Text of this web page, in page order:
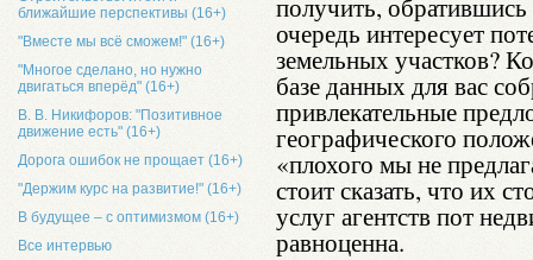
ближайшие перспективы (16+)
"Вместе мы всё сможем!" (16+)
"Многое сделано, но нужно
двигаться вперёд" (16+)
В. В. Никифоров: "Позитивное
движение есть" (16+)
Дорога ошибок не прощает (16+)
"Держим курс на развитие!" (16+)
В будущее – с оптимизмом (16+)
Все интервью
получить,
очередь интересует
земельных участков?
базе данных для вас
привлекательные
географического
«плохого мы не
стоит сказать, что их
услуг агентств пот
равноценна.